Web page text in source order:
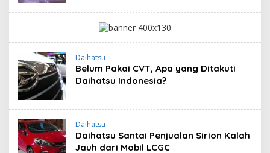
Daihatsu
Belum Pakai CVT, Apa yang Ditakuti
Daihatsu Indonesia?
Daihatsu
Daihatsu Santai Penjualan Sirion Kalah
Jauh dari Mobil LCGC